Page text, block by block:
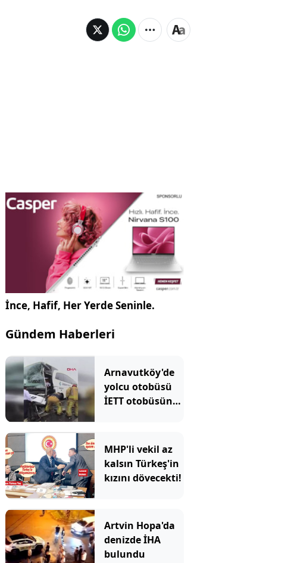
İnce, Hafif, Her Yerde Seninle.
Gündem Haberleri
Arnavutköy'de
yolcu otobüsü
İETT otobüsüne
MHP'li vekil az
kalsın Türkeş'in
kızını dövecekti!
Artvin Hopa'da
denizde İHA
bulundu